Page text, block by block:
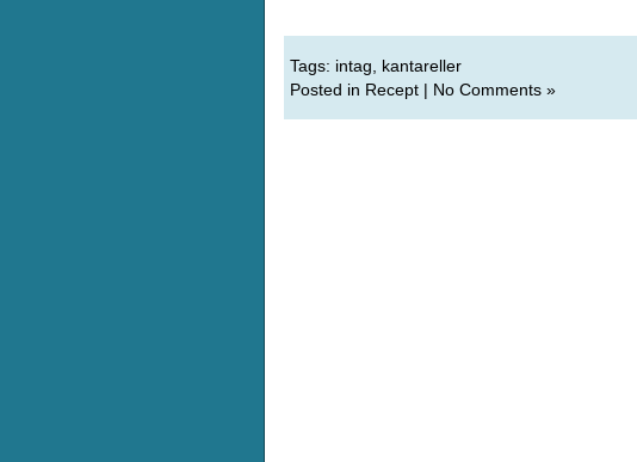
Tags: intag
kantareller
Posted in Recept | No Comments »